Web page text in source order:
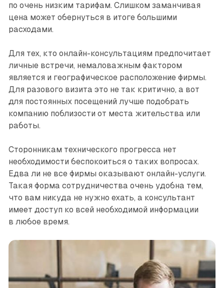
по очень низким тарифам. Слишком заманчивая
цена может обернуться в итоге большими
расходами.
Для тех, кто онлайн-консультациям предпочитает
личные встречи, немаловажным фактором
является и географическое расположение фирмы.
Для разового визита это не так критично, а вот
для постоянных посещений лучше подобрать
компанию поблизости от места жительства или
работы.
Сторонникам технического прогресса нет
необходимости беспокоиться о таких вопросах.
Едва ли не все фирмы оказывают онлайн-услуги.
Такая форма сотрудничества очень удобна тем,
что вам никуда не нужно ехать, а консультант
имеет доступ ко всей необходимой информации
в любое время.